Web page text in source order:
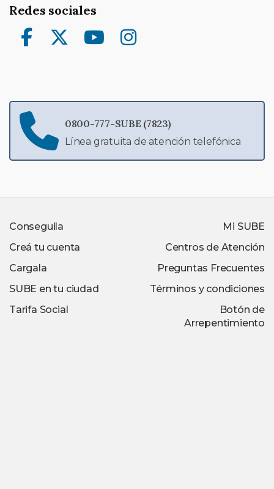
Redes sociales
Facebook
TwitterYouTubeInstagram
0800-777-SUBE (7823)
Línea gratuita de atención telefónica
Conseguila
Creá tu cuenta
Cargala
SUBE en tu ciudad
Tarifa Social
Mi SUBE
Centros de Atención
Preguntas Frecuentes
Términos y condiciones
Botón de
Arrepentimiento